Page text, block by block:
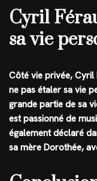
Cyril
sa vie
Côté vie privée, Cyril
ne pas étaler sa vie
grande partie de sa
est passionné de
également déclaré
sa mère Dorothée,